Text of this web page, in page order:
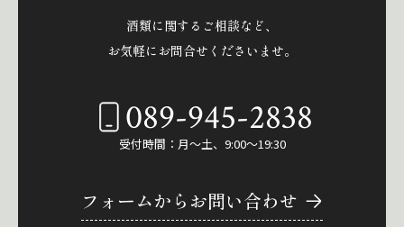
酒類に関するご相談など、
お気軽にお問合せくださいませ。
089-945-2838
受付時間：月～土、9:00～19:30
フォームからお問い合わせ